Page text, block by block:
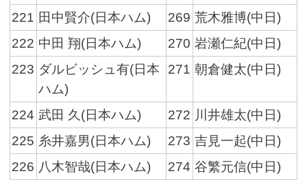
221 田中賢介(日本ハム) 269 荒木雅博(中日)
222 中田 翔(日本ハム) 270 岩瀬仁紀(中日)
223 ダルビッシュ有(日本
ハム)
271 朝倉健太(中日)
224 武田 久(日本ハム) 272 川井雄太(中日)
225 糸井嘉男(日本ハム) 273 吉見一起(中日)
226 八木智哉(日本ハム) 274 谷繁元信(中日)